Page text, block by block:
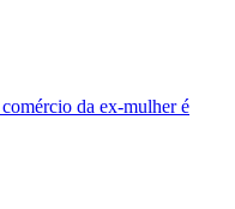
da ex-mulher é